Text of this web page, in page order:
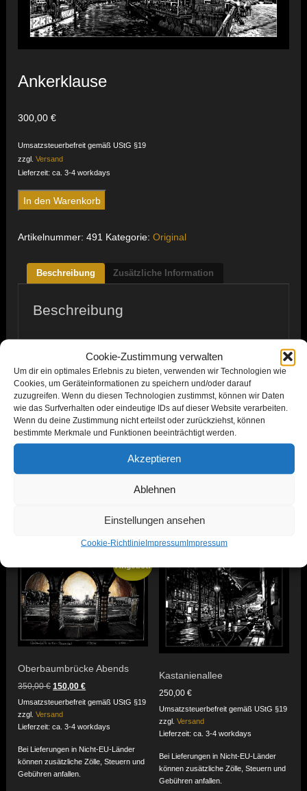
Cookie-Zustimmung verwalten
Um dir ein optimales Erlebnis zu bieten, verwenden wir Technologien wie
Cookies, um Geräteinformationen zu speichern und/oder darauf
zuzugreifen. Wenn du diesen Technologien zustimmst, können wir Daten
wie das Surfverhalten oder eindeutige IDs auf dieser Website verarbeiten.
Wenn du deine Zustimmung nicht erteilst oder zurückziehst, können
bestimmte Merkmale und Funktionen beeinträchtigt werden.
Akzeptieren
Ablehnen
Einstellungen ansehen
Cookie-RichtlinieImpressumImpressum
Ankerklause
300,00€
Umsatzsteuerbefreit gemäß UStG §19
zzgl.Versand
Lieferzeit: ca. 3-4 workdays
Ankerklause
Menge
In den Warenkorb
Artikelnummer:491 Kategorie:Original
Beschreibung Zusätzliche Information
Beschreibung
Ähnliche Produkte
Angebot!
Oberbaumbrücke Abends
350,00€ Ursprünglicher
war:
350,00 €
150,00€Aktueller
ist:
Umsatzsteuerbefreit gemäß UStG §19
zzgl.Versand
Lieferzeit: ca. 3-4 workdays
Bei Lieferungen in Nicht-EU-Länder
können zusätzliche Zölle, Steuern und
Gebühren anfallen.
Kastanienallee
250,00 €
Umsatzsteuerbefreit gemäß UStG §19
zzgl. Versand
Lieferzeit: ca. 3-4 workdays
Bei Lieferungen in Nicht-EU-Länder
können zusätzliche Zölle, Steuern und
Gebühren anfallen.